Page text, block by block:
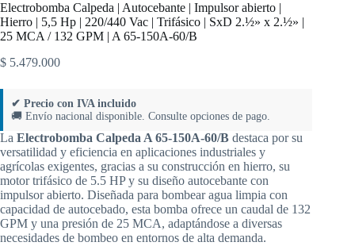
Electrobomba Calpeda | Autocebante | Impulsor abierto |
Hierro | 5,5 Hp | 220/440 Vac | Trifásico | SxD 2.½» x 2.½» |
25 MCA / 132 GPM | A 65-150A-60/B
$ 5.479.000
✔ Precio con IVA incluido
🚚 Envío nacional disponible. Consulte opciones de pago.
La Electrobomba Calpeda A 65-150A-60/B destaca por su
versatilidad y eficiencia en aplicaciones industriales y
agrícolas exigentes, gracias a su construcción en hierro, su
motor trifásico de 5.5 HP y su diseño autocebante con
impulsor abierto. Diseñada para bombear agua limpia con
capacidad de autocebado, esta bomba ofrece un caudal de 132
GPM y una presión de 25 MCA, adaptándose a diversas
necesidades de bombeo en entornos de alta demanda.